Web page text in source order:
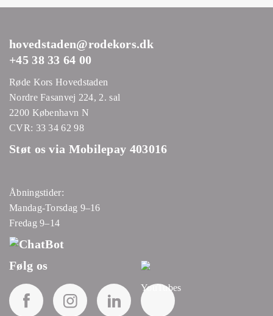
hovedstaden@rodekors.dk
+45 38 33 64 00
Røde Kors Hovedstaden
Nordre Fasanvej 224, 2. sal
2200 København N
CVR: 33 34 62 98
Støt os via Mobilepay 403016
Åbningstider:
Mandag-Torsdag 9–16
Fredag 9–14
Følg os